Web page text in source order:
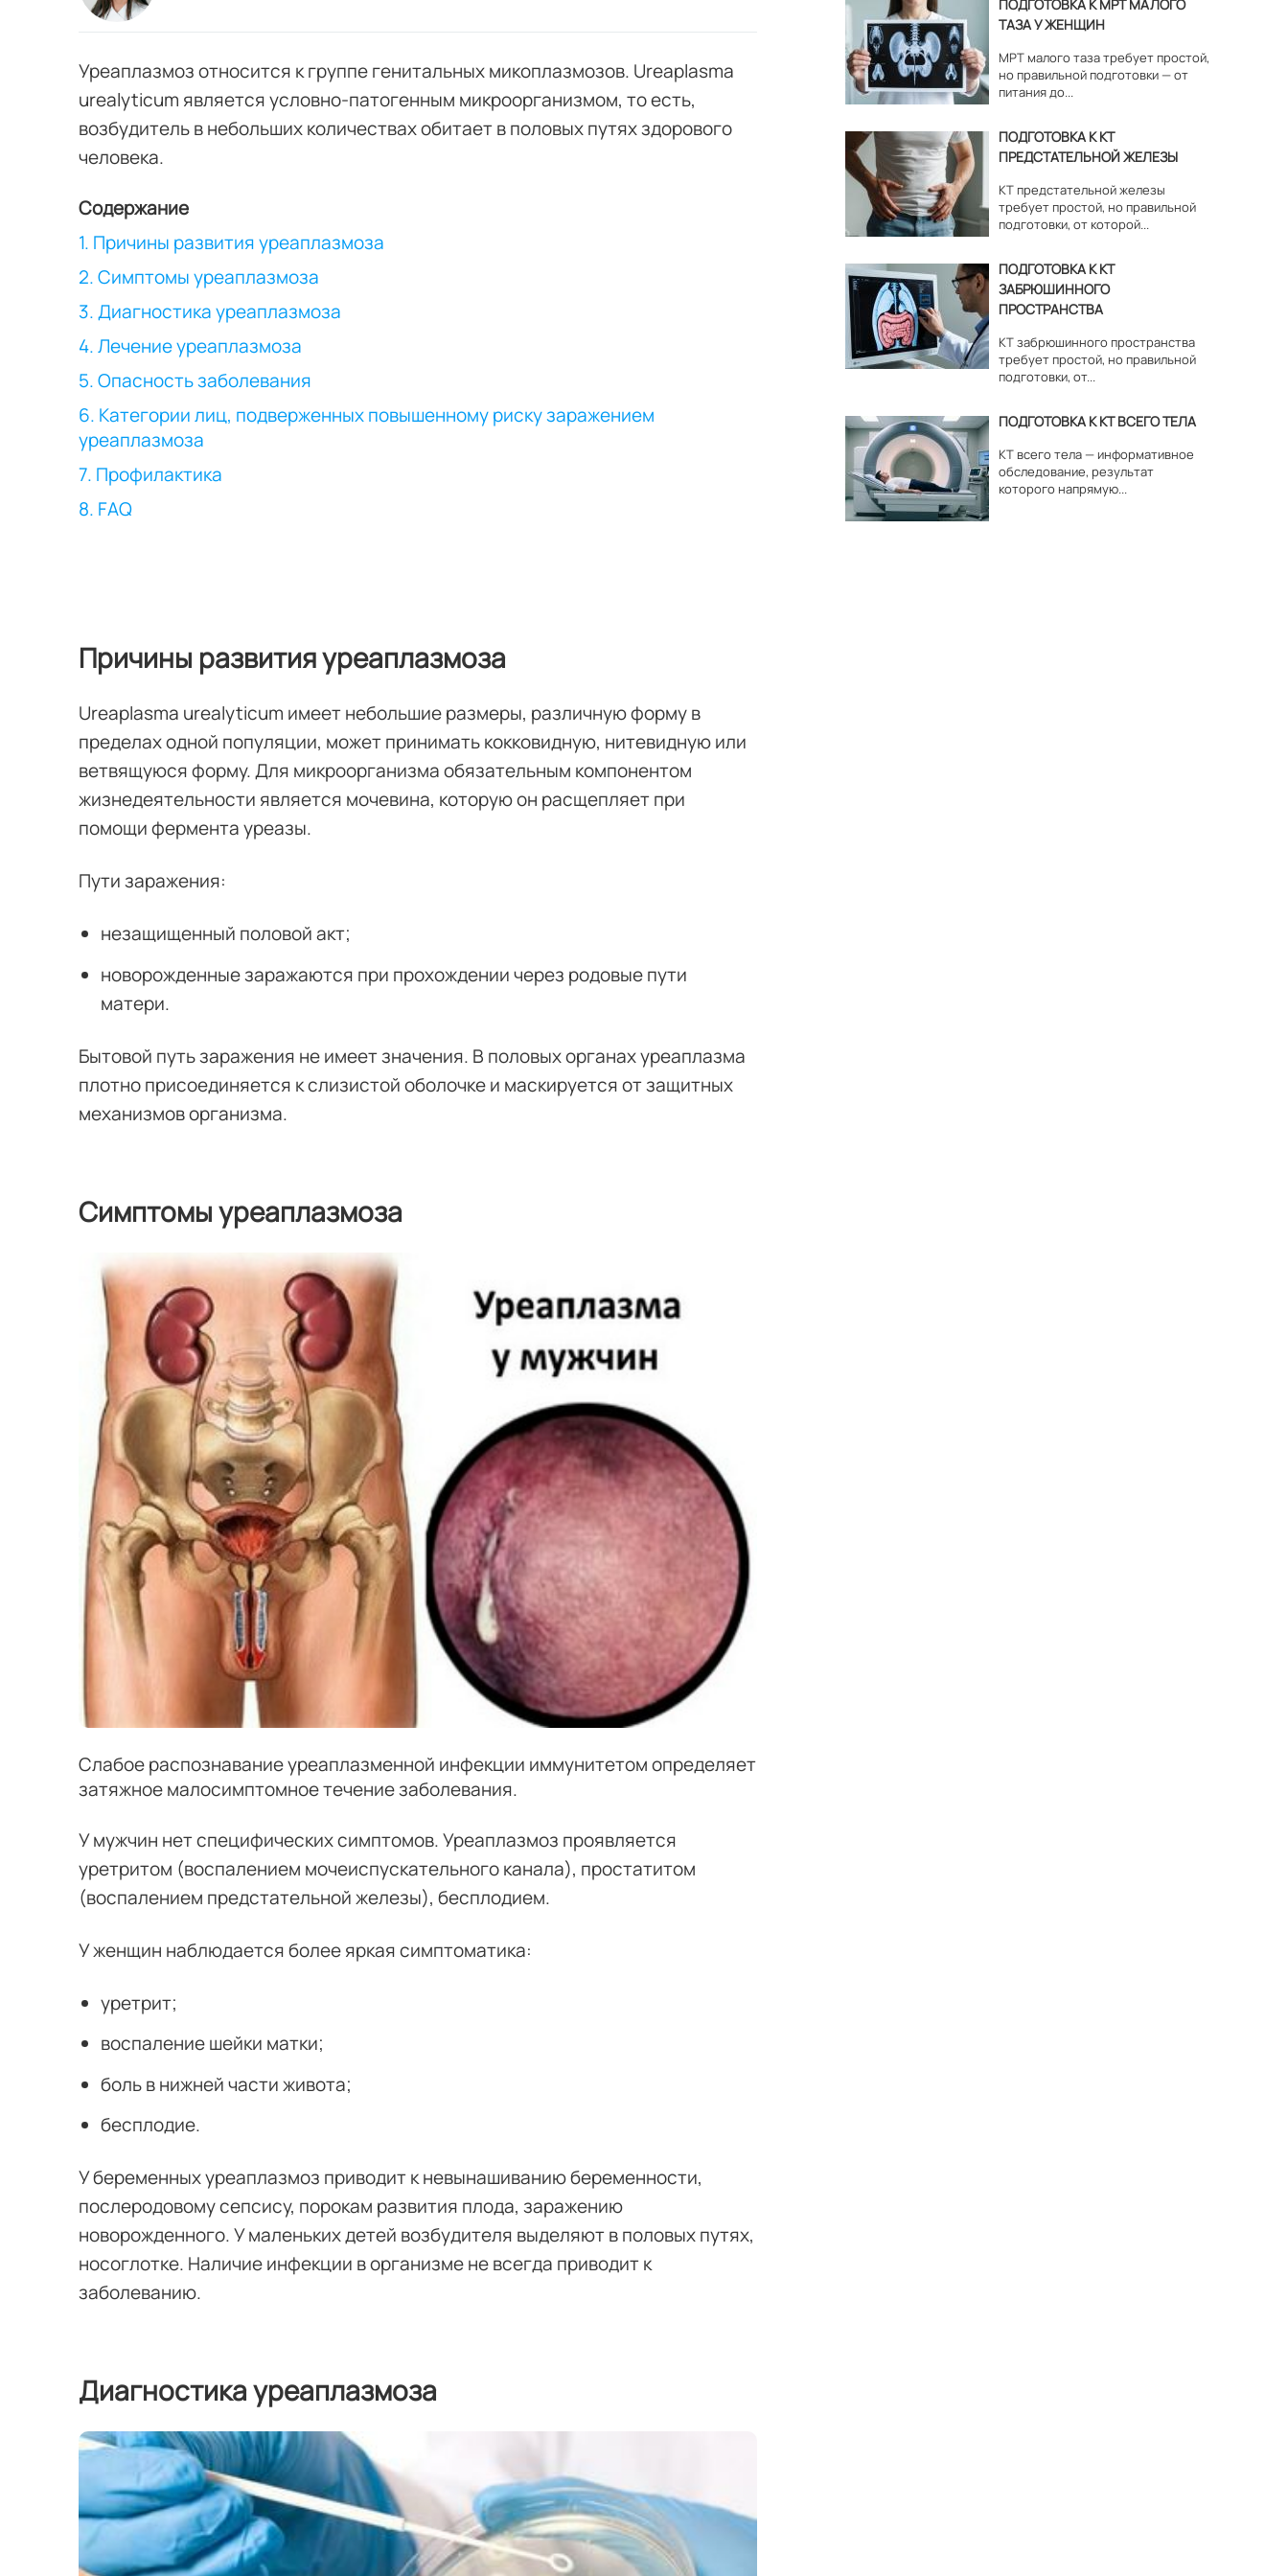
Уреаплазмоз относится к группе генитальных микоплазмозов. Ureaplasma
urealyticum является условно-патогенным микроорганизмом, то есть,
возбудитель в небольших количествах обитает в половых путях здорового
человека.
Содержание
1. Причины развития уреаплазмоза
2. Симптомы уреаплазмоза
3. Диагностика уреаплазмоза
4. Лечение уреаплазмоза
5. Опасность заболевания
6. Категории лиц, подверженных повышенному риску заражением
уреаплазмоза
7. Профилактика
8. FAQ
Причины развития уреаплазмоза
Ureaplasma urealyticum имеет небольшие размеры, различную форму в
пределах одной популяции, может принимать кокковидную, нитевидную или
ветвящуюся форму. Для микроорганизма обязательным компонентом
жизнедеятельности является мочевина, которую он расщепляет при
помощи фермента уреазы.
Пути заражения:
незащищенный половой акт;
новорожденные заражаются при прохождении через родовые пути
матери.
Бытовой путь заражения не имеет значения. В половых органах уреаплазма
плотно присоединяется к слизистой оболочке и маскируется от защитных
механизмов организма.
Симптомы уреаплазмоза
Слабое распознавание уреаплазменной инфекции иммунитетом определяет
затяжное малосимптомное течение заболевания.
У мужчин нет специфических симптомов. Уреаплазмоз проявляется
уретритом (воспалением мочеиспускательного канала), простатитом
(воспалением предстательной железы), бесплодием.
У женщин наблюдается более яркая симптоматика:
уретрит;
воспаление шейки матки;
боль в нижней части живота;
бесплодие.
У беременных уреаплазмоз приводит к невынашиванию беременности,
послеродовому сепсису, порокам развития плода, заражению
новорожденного. У маленьких детей возбудителя выделяют в половых путях,
носоглотке. Наличие инфекции в организме не всегда приводит к
заболеванию.
Диагностика уреаплазмоза
ПОДГОТОВКА К МРТ МАЛОГО
ТАЗА У ЖЕНЩИН
МРТ малого таза требует простой,
но правильной подготовки — от
питания до...
ПОДГОТОВКА К КТ
ПРЕДСТАТЕЛЬНОЙ ЖЕЛЕЗЫ
КТ предстательной железы
требует простой, но правильной
подготовки, от которой...
ПОДГОТОВКА К КТ
ЗАБРЮШИННОГО
ПРОСТРАНСТВА
КТ забрюшинного пространства
требует простой, но правильной
подготовки, от...
ПОДГОТОВКА К КТ ВСЕГО ТЕЛА
КТ всего тела — информативное
обследование, результат
которого напрямую...